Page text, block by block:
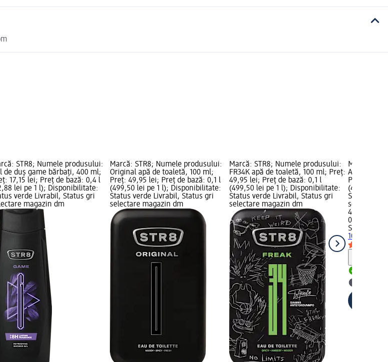
STR8; Numele produsului:
de duș game bărbați, 400 ml;
17,15 lei; Preț de bază: 0,4 l
lei pe 1 l); Disponibilitate:
verde Livrabil, Status gri
magazin dm
Marcă: STR8; Numele produsului:
Original apă de toaletă, 100 ml;
Preț: 49,95 lei; Preț de bază: 0,1 l
(499,50 lei pe 1 l); Disponibilitate:
Status verde Livrabil, Status gri
selectare magazin dm
Marcă: STR8; Numele produsului:
FR34K apă de toaletă, 100 ml; Preț:
49,95 lei; Preț de bază: 0,1 l
(499,50 lei pe 1 l); Disponibilitate:
Status verde Livrabil, Status gri
selectare magazin dm
Marcă:
Apă de
Preț: 49,95
(499,50 lei
Status
selectare
49,95 lei
0,1 l
STR8
100 ml